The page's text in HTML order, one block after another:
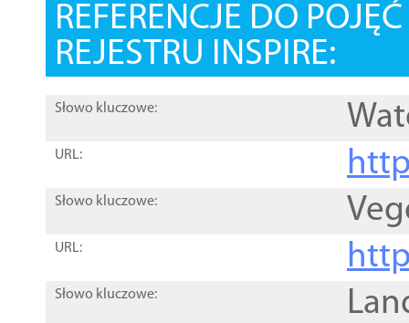
REFERENCJE DO
REJESTRU INSPIRE:
Słowo kluczowe:
URL:
Słowo kluczowe:
URL:
Słowo kluczowe: